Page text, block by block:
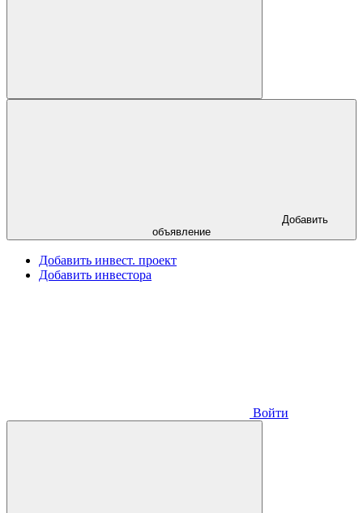
объявление
Добавить инвест. проект
Добавить инвестора
Войти